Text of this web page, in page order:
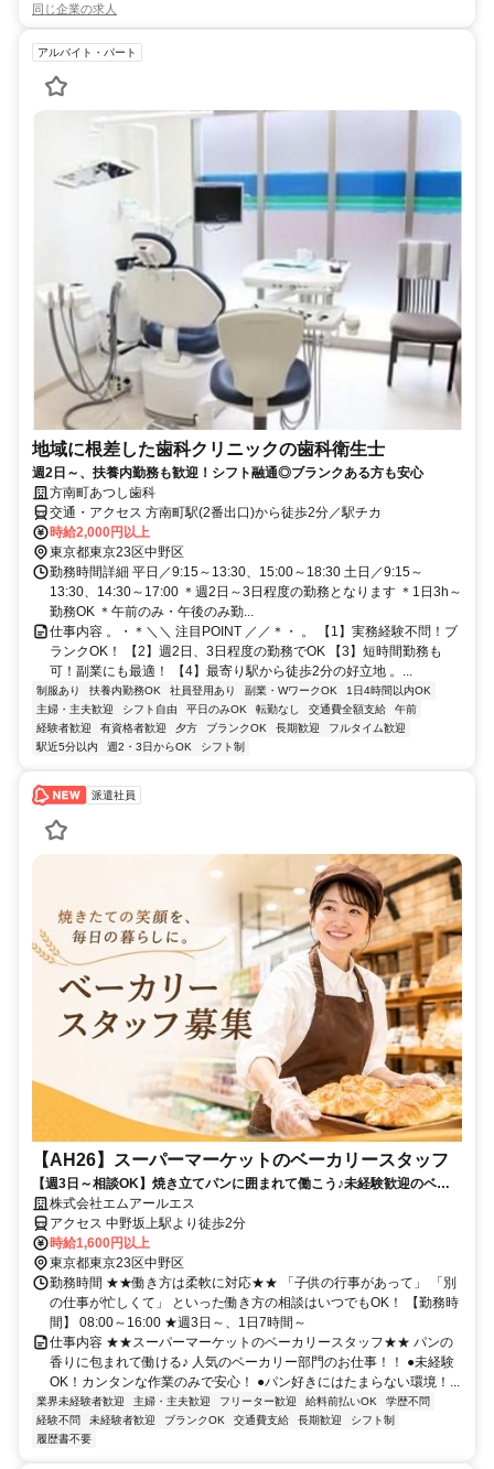
同じ企業の求人
アルバイト・パート
地域に根差した歯科クリニックの歯科衛生士
週2日～、扶養内勤務も歓迎！シフト融通◎ブランクある方も安心
方南町あつし歯科
交通・アクセス 方南町駅(2番出口)から徒歩2分／駅チカ
時給2,000円以上
東京都東京23区中野区
勤務時間詳細 平日／9:15～13:30、15:00～18:30 土日／9:15～
13:30、14:30～17:00 ＊週2日～3日程度の勤務となります ＊1日3h～
勤務OK ＊午前のみ・午後のみ勤...
仕事内容 。・＊＼＼ 注目POINT ／／＊・ 。 【1】実務経験不問！ブ
ランクOK！ 【2】週2日、3日程度の勤務でOK 【3】短時間勤務も
可！副業にも最適！ 【4】最寄り駅から徒歩2分の好立地 。...
制服あり 扶養内勤務OK 社員登用あり 副業・WワークOK
1日4時間以内OK
主婦・主夫歓迎
シフト自由 平日のみOK 転勤なし 交通費全額支給
午前
経験者歓迎
有資格者歓迎 夕方 ブランクOK 長期歓迎
フルタイム歓迎
駅近5分以内
週2・3日からOK シフト制
派遣社員
【AH26】スーパーマーケットのベーカリースタッフ
【週3日～相談OK】焼き立てパンに囲まれて働こう♪未経験歓迎のベー
カリースタッフ★高時給1600円
株式会社エムアールエス
アクセス 中野坂上駅より徒歩2分
時給1,600円以上
東京都東京23区中野区
勤務時間 ★★働き方は柔軟に対応★★ 「子供の行事があって」 「別
の仕事が忙しくて」 といった働き方の相談はいつでもOK！ 【勤務時
間】 08:00～16:00 ★週3日～、1日7時間～
仕事内容 ★★スーパーマーケットのベーカリースタッフ★★ パンの
香りに包まれて働ける♪ 人気のベーカリー部門のお仕事！！ ●未経験
OK！カンタンな作業のみで安心！ ●パン好きにはたまらない環境！...
業界未経験者歓迎 主婦・主夫歓迎 フリーター歓迎 給料前払いOK
学歴不問
経験不問
未経験者歓迎 ブランクOK 交通費支給 長期歓迎
シフト制
履歴書不要